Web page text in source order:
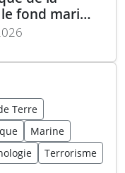
fond marin
Terre
Marine
Terrorisme